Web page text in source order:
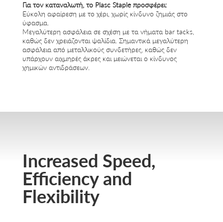
Για τον καταναλωτή, το Plasc Staple προσφέρει:
Εύκολη αφαίρεση με το χέρι, χωρίς κίνδυνο ζημιάς στο
ύφασμα.
Μεγαλύτερη ασφάλεια σε σχέση με τα νήματα bar tacks,
καθώς δεν χρειάζονται ψαλίδια. Σημαντικά μεγαλύτερη
ασφάλεια από μεταλλικούς συνδετήρες, καθώς δεν
υπάρχουν αιχμηρές άκρες και μειώνεται ο κίνδυνος
χημικών αντιδράσεων.
Increased Speed,
Efficiency and
Flexibility